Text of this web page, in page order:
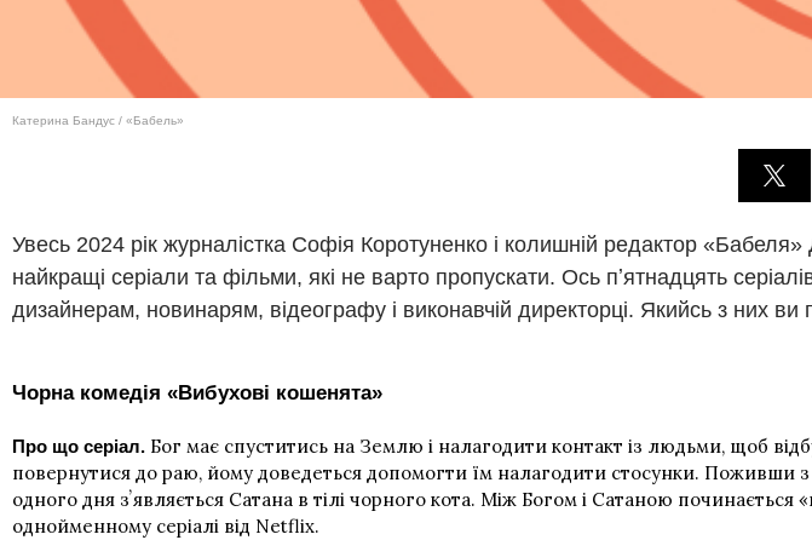
Катерина Бандус / «Бабель»
Увесь 2024 рік журналістка Софія Коротуненко і колишній редактор
найкращі серіали та фільми, які не варто пропускати. Ось пʼятнадцять
дизайнерам, новинарям, відеографу і виконавчій директорці. Якийсь з них
Чорна комедія «Вибухові кошенята»
Про що серіал. Бог має спуститись на Землю і налагодити контакт із людьми, щоб
повернутися до раю, йому доведеться допомогти їм налагодити стосунки. Поживши з
одного дня зʼявляється Сатана в тілі чорного кота. Між Богом і Сатаною
однойменному серіалі від Netflix.